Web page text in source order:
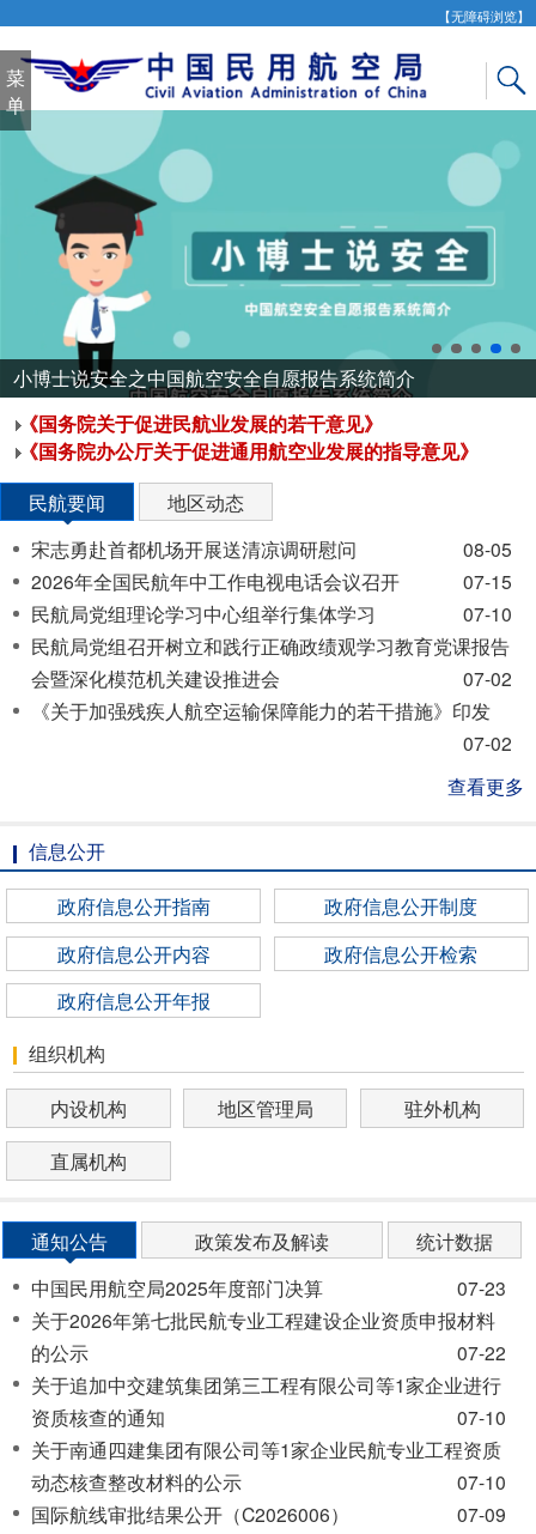
【无障碍浏览】
菜
单
小博士说安全之中国航空安全自愿报告系统简介
《国务院关于促进民航业发展的若干意见》
《国务院办公厅关于促进通用航空业发展的指导意见》
民航要闻
地区动态
宋志勇赴首都机场开展送清凉调研慰问
08-05
2026年全国民航年中工作电视电话会议召开
07-15
民航局党组理论学习中心组举行集体学习
07-10
民航局党组召开树立和践行正确政绩观学习教育党课报告
会暨深化模范机关建设推进会
07-02
《关于加强残疾人航空运输保障能力的若干措施》印发
07-02
查看更多
信息公开
政府信息公开指南
政府信息公开制度
政府信息公开内容
政府信息公开检索
政府信息公开年报
组织机构
内设机构 地区管理局
驻外机构
直属机构
通知公告 政策发布及解读
统计数据
中国民用航空局2025年度部门决算
07-23
关于2026年第七批民航专业工程建设企业资质申报材料
的公示
07-22
关于追加中交建筑集团第三工程有限公司等1家企业进行
资质核查的通知
07-10
关于南通四建集团有限公司等1家企业民航专业工程资质
动态核查整改材料的公示
07-10
国际航线审批结果公开（C2026006）
07-09